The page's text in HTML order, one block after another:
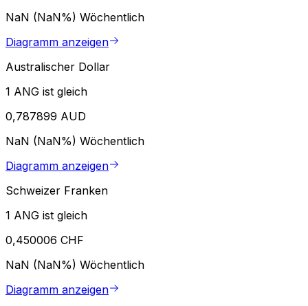
NaN (NaN%) Wöchentlich
Diagramm anzeigen
Australischer Dollar
1 ANG ist gleich
0,787899 AUD
NaN (NaN%) Wöchentlich
Diagramm anzeigen
Schweizer Franken
1 ANG ist gleich
0,450006 CHF
NaN (NaN%) Wöchentlich
Diagramm anzeigen